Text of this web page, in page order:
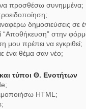
να προσθέσω συνημμένα;
δημοσιεύσεις σε
“Αποθήκευση” στην
μου πρέπει να εγκριθεί;
ένα θέμα σαν νέο;
τύποι Θ. Ενοτήτων
HTML;